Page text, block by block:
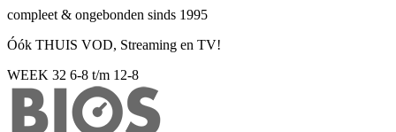
compleet & ongebonden sinds 1995
Óók THUIS VOD, Streaming en TV!
WEEK 32 6-8 t/m 12-8